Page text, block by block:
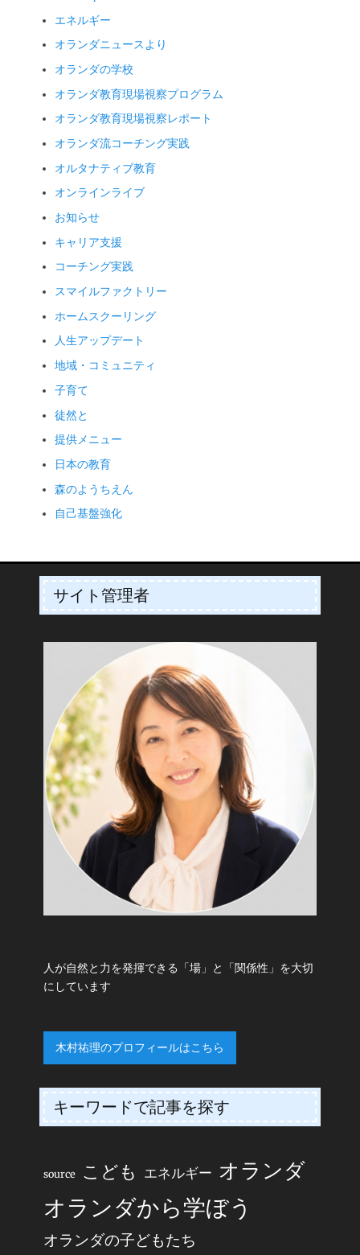
エネルギー
オランダニュースより
オランダの学校
オランダ教育現場視察プログラム
オランダ教育現場視察レポート
オランダ流コーチング実践
オルタナティブ教育
オンラインライブ
お知らせ
キャリア支援
コーチング実践
スマイルファクトリー
ホームスクーリング
人生アップデート
地域・コミュニティ
子育て
徒然と
提供メニュー
日本の教育
森のようちえん
自己基盤強化
サイト管理者
人が自然と力を発揮できる「場」と「関係性」を大切
にしています
木村祐理のプロフィールはこちら
キーワードで記事を探す
source こども エネルギー オランダ
オランダから学ぼう
オランダの子どもたち